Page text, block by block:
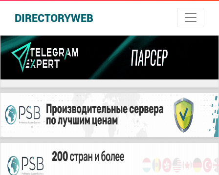
DIRECTORYWEB